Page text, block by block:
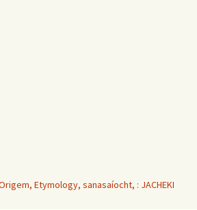
Etymology, sanasaíocht, : JACHEKI